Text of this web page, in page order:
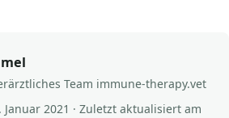
Team immune-therapy.vet
Januar 2021 · Zuletzt aktualisiert am